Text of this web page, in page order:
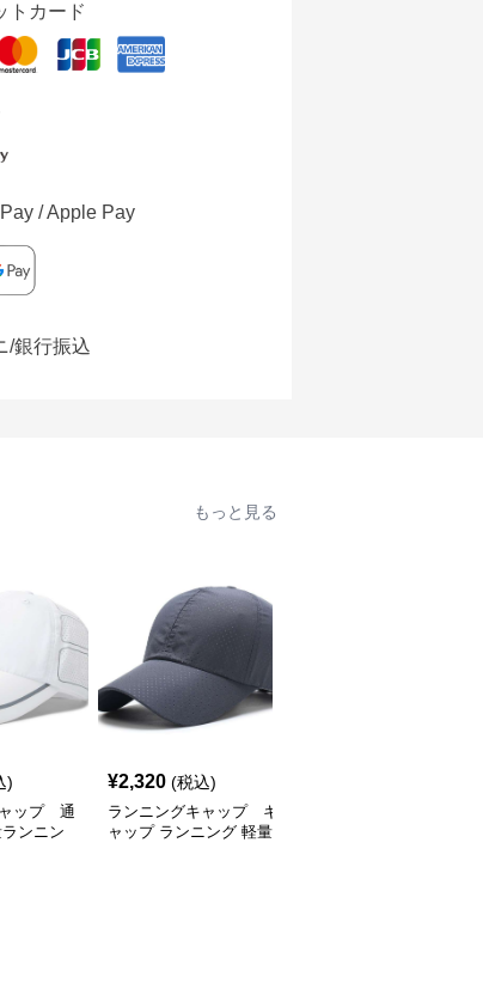
トカード
/ Apple Pay
/銀行振込
もっと見る
)
ップ 通
ンニン
¥2,320 (税込)
ランニングキャップ キ
ャップ ランニング 軽量